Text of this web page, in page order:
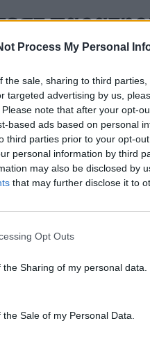
Process My Personal
the sale, sharing to third
targeted advertising by us,
note that after your opt-
based ads based on personal
third parties prior to your opt-
personal information by third
may also be disclosed by
that may further disclose it to
Opt Outs
Sharing of my personal data.
Sale of my Personal Data.